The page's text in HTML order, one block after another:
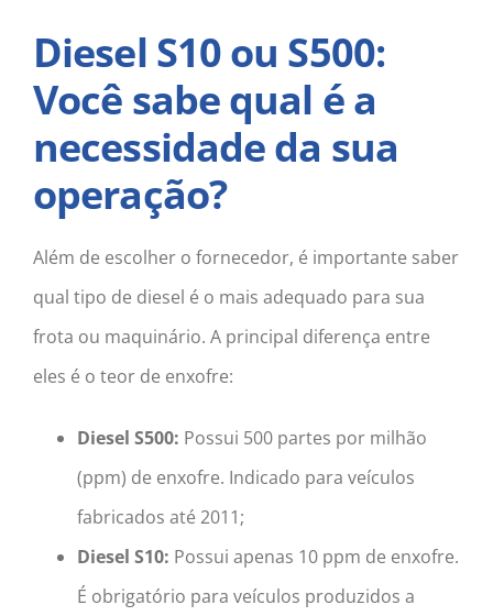
Diesel S10 ou S500:
Você sabe qual é a
necessidade da sua
operação?
Além de escolher o fornecedor, é importante saber
qual tipo de diesel é o mais adequado para sua
frota ou maquinário. A principal diferença entre
eles é o teor de enxofre:
Diesel S500: Possui 500 partes por milhão
(ppm) de enxofre. Indicado para veículos
fabricados até 2011;
Diesel S10: Possui apenas 10 ppm de enxofre.
É obrigatório para veículos produzidos a